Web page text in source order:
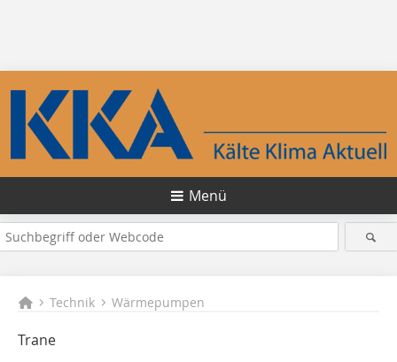
Menü
Technik Wärmepumpen
Trane